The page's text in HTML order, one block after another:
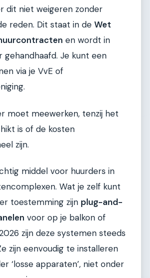
dit niet weigeren zonder
reden. Dit staat in de Wet
en wordt in
gehandhaafd. Je kunt een
via je VvE of
moet meewerken, tenzij het
is of de kosten
zijn.
middel voor huurders in
Wat je zelf kunt
toestemming zijn plug-and-
voor op je balkon of
zijn deze systemen steeds
zijn eenvoudig te installeren
‘losse apparaten’, niet onder